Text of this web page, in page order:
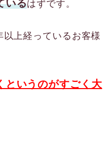
いるはずです。
上経っているお客様
というのがすごく大